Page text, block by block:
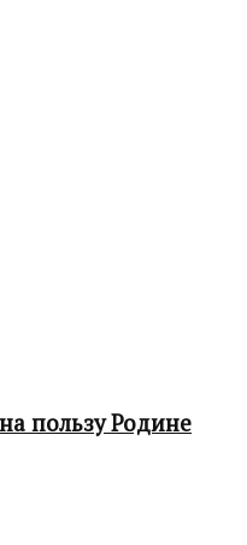
пользу Родине